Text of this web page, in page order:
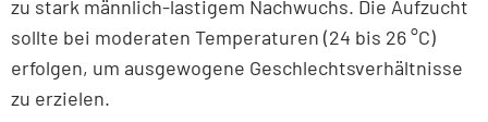
zu stark männlich-lastigem Nachwuchs. Die Aufzucht
sollte bei moderaten Temperaturen (24 bis 26 °C)
erfolgen, um ausgewogene Geschlechtsverhältnisse
zu erzielen.